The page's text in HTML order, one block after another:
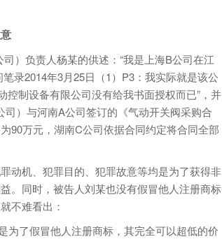
负责人杨某的供述：“我是上海B公司在江
录2014年3月25日（1）P3：我实际就是该公
制设备有限公司没有给我书面授权而已”，并
）与河南A公司签订的《气动开关阀采购合
90万元，湖南C公司依据合同约定将合同全部
机、犯罪目的、犯罪故意等均是为了获得非
。同时，被告人刘某也没有假冒他人注册商标
不难看出：
了假冒他人注册商标，其完全可以超低的价